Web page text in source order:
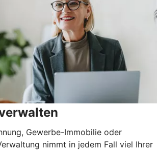
Gewerbe-Immobilie oder
nimmt in jedem Fall viel Ihrer